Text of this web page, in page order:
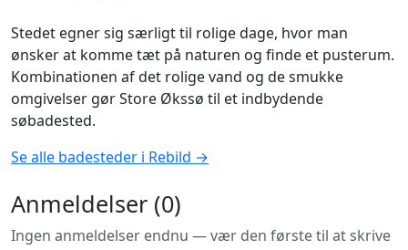
Stedet egner sig særligt til rolige dage, hvor man
ønsker at komme tæt på naturen og finde et pusterum.
Kombinationen af det rolige vand og de smukke
omgivelser gør Store Økssø til et indbydende
søbadested.
Se alle badesteder i Rebild →
Anmeldelser (0)
Ingen anmeldelser endnu — vær den første til at skrive